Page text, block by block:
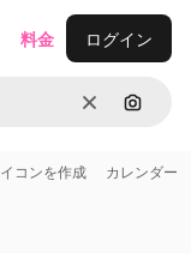
消去 画像で
料金 ログイン
コンを作成 カレンダー